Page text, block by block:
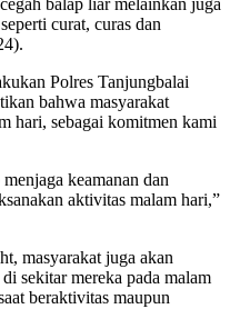
balap liar melainkan juga
curat, curas dan
Polres Tanjungbalai
bahwa masyarakat
hari, sebagai komitmen kami
keamanan dan
aktivitas malam hari,”
masyarakat juga akan
sekitar mereka pada malam
beraktivitas maupun